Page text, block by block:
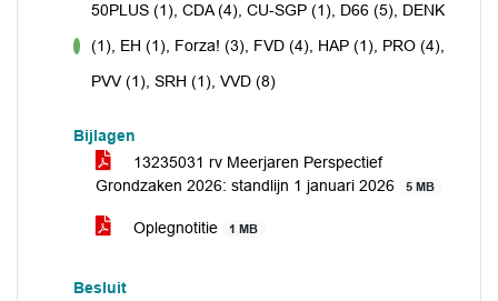
50PLUS (1), CDA (4), CU-SGP (1), D66 (5), DENK
(1), EH (1), Forza! (3), FVD (4), HAP (1), PRO (4),
PVV (1), SRH (1), VVD (8)
Bijlagen
13235031 rv Meerjaren Perspectief
Grondzaken 2026: standlijn 1 januari 2026
5 MB
Oplegnotitie 1 MB
Besluit